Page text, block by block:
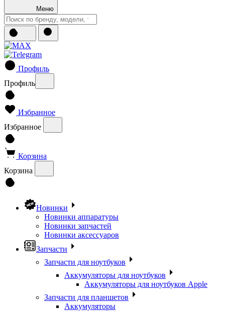
Меню
Профиль
Профиль
Избранное
Избранное
Корзина
Корзина
Новинки
Новинки аппаратуры
Новинки запчастей
Новинки аксессуаров
Запчасти
Запчасти для ноутбуков
Аккумуляторы для ноутбуков
Аккумуляторы для ноутбуков Apple
Запчасти для планшетов
Аккумуляторы